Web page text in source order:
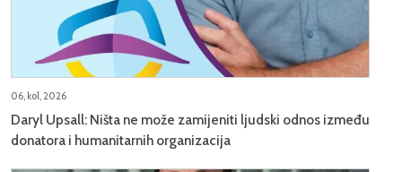
06, kol, 2026
Daryl Upsall: Ništa ne može zamijeniti ljudski odnos između
donatora i humanitarnih organizacija